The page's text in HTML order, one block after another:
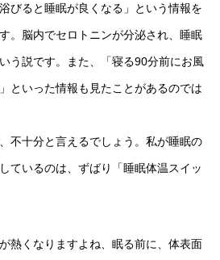
びると睡眠が良くなる」という情報を
。脳内でセロトニンが分泌され、睡眠
う説です。また、「寝る90分前にお風
といった情報も見たことがあるのでは
不十分と言えるでしょう。私が睡眠の
ているのは、ずばり「睡眠体温スイッ
熱くなりますよね、眠る前に、体表面